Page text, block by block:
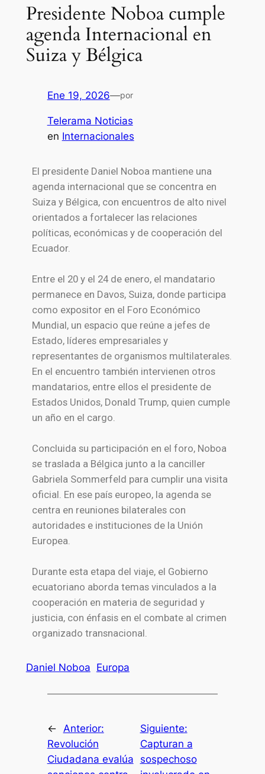
Presidente Noboa cumple
agenda Internacional en
Suiza y Bélgica
Ene 19, 2026—por
Telerama Noticias
en Internacionales
El presidente Daniel Noboa mantiene una
agenda internacional que se concentra en
Suiza y Bélgica, con encuentros de alto nivel
orientados a fortalecer las relaciones
políticas, económicas y de cooperación del
Ecuador.
Entre el 20 y el 24 de enero, el mandatario
permanece en Davos, Suiza, donde participa
como expositor en el Foro Económico
Mundial, un espacio que reúne a jefes de
Estado, líderes empresariales y
representantes de organismos multilaterales.
En el encuentro también intervienen otros
mandatarios, entre ellos el presidente de
Estados Unidos, Donald Trump, quien cumple
un año en el cargo.
Concluida su participación en el foro, Noboa
se traslada a Bélgica junto a la canciller
Gabriela Sommerfeld para cumplir una visita
oficial. En ese país europeo, la agenda se
centra en reuniones bilaterales con
autoridades e instituciones de la Unión
Europea.
Durante esta etapa del viaje, el Gobierno
ecuatoriano aborda temas vinculados a la
cooperación en materia de seguridad y
justicia, con énfasis en el combate al crimen
organizado transnacional.
Daniel Noboa Europa
← Anterior:
Revolución
Ciudadana evalúa
Siguiente:
Capturan a
sospechoso